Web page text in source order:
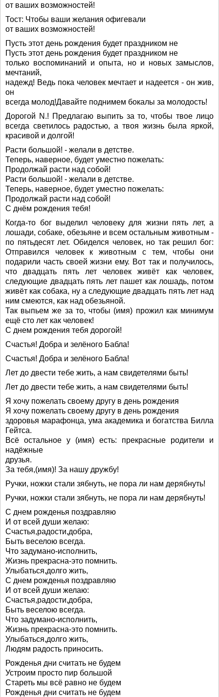
от ваших возможностей!
Тост: Чтобы ваши желания офигевали
от ваших возможностей!
Пусть этот день рождения будет праздником не
Пусть этот день рождения будет праздником не
только воспоминаний и опыта, но и новых замыслов,
мечтаний,
надежд! Ведь пока человек мечтает и надеется - он жив,
он
всегда молод!Давайте поднимем бокалы за молодость!
Дорогой N.! Предлагаю выпить за то, чтобы твое лицо
всегда светилось радостью, а твоя жизнь была яркой,
красивой и долгой!
Расти большой! - желали в детстве.
Теперь, наверное, будет уместно пожелать:
Продолжай расти над собой!
Расти большой! - желали в детстве.
Теперь, наверное, будет уместно пожелать:
Продолжай расти над собой!
С днём рождения тебя!
Когда-то бог выделил человеку для жизни пять лет, а
лошади, собаке, обезьяне и всем остальным животным -
по пятьдесят лет. Обиделся человек, но так решил бог:
Отправился человек к животным с тем, чтобы они
подарили часть своей жизни ему. Вот так и получилось,
что двадцать пять лет человек живёт как человек,
следующие двадцать пять лет пашет как лошадь, потом
живёт как собака, ну а следующие двадцать пять лет над
ним смеются, как над обезьяной.
Так выпьем же за то, чтобы (имя) прожил как минимум
ещё сто лет как человек!
С днем рождения тебя дорогой!
Счастья! Добра и зелёного Бабла!
Счастья! Добра и зелёного Бабла!
Лет до двести тебе жить, а нам свидетелями быть!
Лет до двести тебе жить, а нам свидетелями быть!
Я хочу пожелать своему другу в день рождения
Я хочу пожелать своему другу в день рождения
здоровья марафонца, ума академика и богатства Билла
Гейтса.
Всё остальное у (имя) есть: прекрасные родители и
надёжные
друзья.
За тебя,(имя)! За нашу дружбу!
Ручки, ножки стали зябнуть, не пора ли нам дерябнуть!
Ручки, ножки стали зябнуть, не пора ли нам дерябнуть!
С днем рожденья поздравляю
И от всей души желаю:
Счастья,радости,добра,
Быть веселою всегда.
Что задумано-исполнить,
Жизнь прекрасна-это помнить.
Улыбаться,долго жить,
С днем рожденья поздравляю
И от всей души желаю:
Счастья,радости,добра,
Быть веселою всегда.
Что задумано-исполнить,
Жизнь прекрасна-это помнить.
Улыбаться,долго жить,
Людям радость приносить.
Рожденья дни считать не будем
Устроим просто пир большой
Стареть мы всё равно не будем
Рожденья дни считать не будем